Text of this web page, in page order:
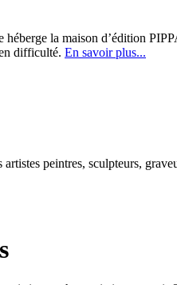
la maison d’édition
difficulté. En savoir plus...
peintres, sculpteurs,